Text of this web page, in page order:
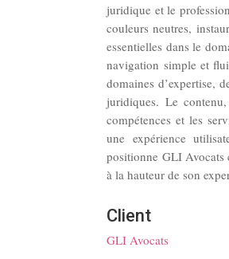
juridique et le
couleurs neutres,
essentielles dans le
navigation simple et
domaines d’expertise,
juridiques. Le
compétences et les
une expérience
positionne GLI Avocats
à la hauteur de son
Client
GLI Avocats